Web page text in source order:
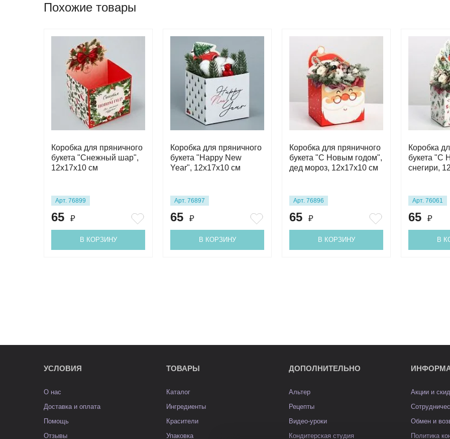
Похожие товары
Коробка для пряничного
букета "Снежный шар",
12х17х10 см
Арт. 76899
65 ₽
В КОРЗИНУ
Коробка для пряничного
букета "Happy New
Year", 12х17х10 см
Арт. 76897
65 ₽
В КОРЗИНУ
Коробка для пряничного
букета "С Новым годом",
дед мороз, 12х17х10 см
Арт. 76896
65 ₽
В КОРЗИНУ
Коробка
букета "С
снегири,
Арт. 76061
65 ₽
В
УСЛОВИЯ
О нас
Доставка и оплата
Помощь
Отзывы
ТОВАРЫ
Каталог
Ингредиенты
Красители
Упаковка
ДОПОЛНИТЕЛЬНО
Альтер
Рецепты
Видео-уроки
Кондитерская студия
Акции и
Обмен и
Политика